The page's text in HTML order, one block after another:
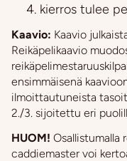
kierros tulee
Kaavio: Kaavio
Reikäpelikaavio
ensimmäisenä
ilmoittautuneista
2./3. sijoitettu eri
HUOM! Osallistumalla
caddiemaster voi